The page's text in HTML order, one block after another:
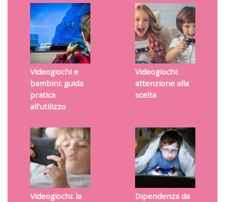
Videogiochi e
bambini: guida
pratica
all’utilizzo
Videogiochi:
attenzione alla
scelta
Videogiochi: la
Dipendenza da